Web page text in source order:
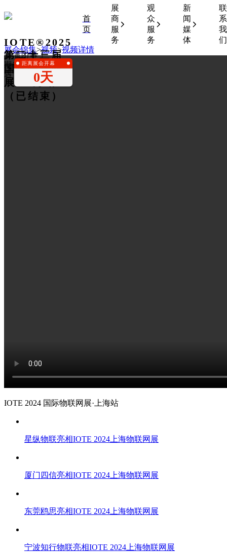
IOTE®2025
第二十三届
国际物联网
展•上海站
（已结束）
圆满闭幕！
期待下一次相
遇！
距离展会开幕
0天
首
页
展
商
服
务
观
众
服
务
新
闻
媒
体
联
系
我
们
展会锦集>视频>视频详情
IOTE 2024 国际物联网展·上海站
星纵物联亮相IOTE 2024上海物联网展
厦门四信亮相IOTE 2024上海物联网展
东莞鸥思亮相IOTE 2024上海物联网展
宁波知行物联亮相IOTE 2024上海物联网展